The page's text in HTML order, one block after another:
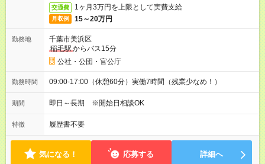
交通費 1ヶ月3万円を上限として実費支給
月収例 15～20万円
勤務地
千葉市美浜区
稲毛駅からバス15分
公社・公団・官公庁
勤務時間 09:00-17:00（休憩60分）実働7時間（残業少なめ！）
期間 即日～長期 ※開始日相談OK
特徴 履歴書不要
気になる！ 応募する 詳細へ